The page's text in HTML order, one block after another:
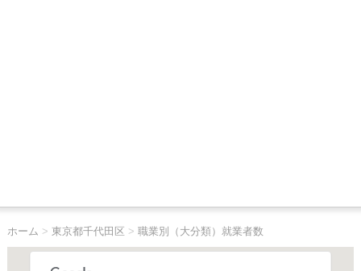
ホーム > 東京都千代田区 > 職業別（大分類）就業者数